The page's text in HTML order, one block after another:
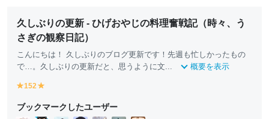
久しぶりの更新 - ひげおやじの料理奮戦記（時々、う
さぎの観察日記）
こんにちは！ 久しぶりのブログ更新です！先週も忙しかったもの
で…。久しぶりの更新だと、思うように文...
概要を表示
y
ll
152
ll
ブックマークしたユーザー